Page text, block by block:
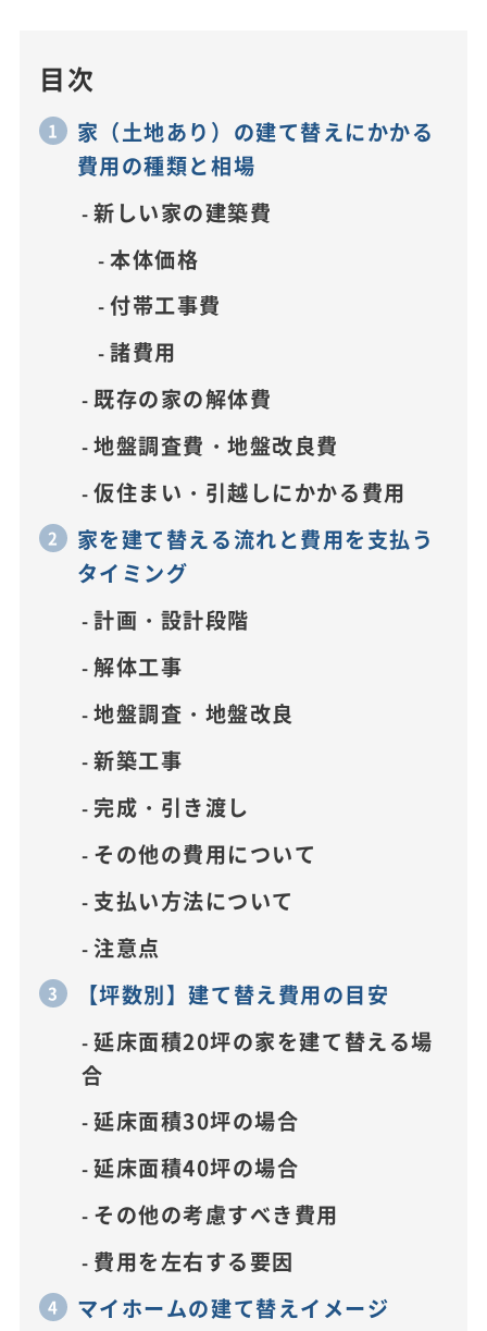
目次
家（土地あり）の建て替えにかかる
費用の種類と相場
新しい家の建築費
本体価格
付帯工事費
諸費用
既存の家の解体費
地盤調査費・地盤改良費
仮住まい・引越しにかかる費用
家を建て替える流れと費用を支払う
タイミング
計画・設計段階
解体工事
地盤調査・地盤改良
新築工事
完成・引き渡し
その他の費用について
支払い方法について
注意点
【坪数別】建て替え費用の目安
延床面積20坪の家を建て替える場
合
延床面積30坪の場合
延床面積40坪の場合
その他の考慮すべき費用
費用を左右する要因
マイホームの建て替えイメージ